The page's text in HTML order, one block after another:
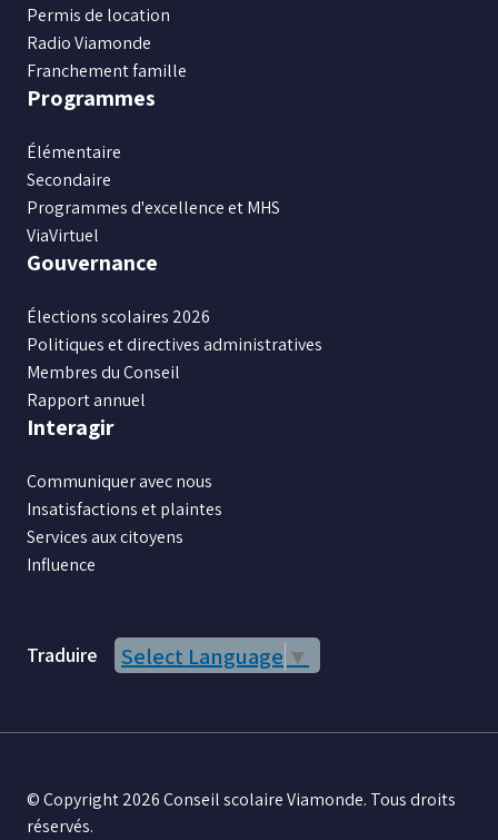
Permis de location
Radio Viamonde
Franchement famille
Programmes
Élémentaire
Secondaire
Programmes d'excellence et MHS
ViaVirtuel
Gouvernance
Élections scolaires 2026
Politiques et directives administratives
Membres du Conseil
Rapport annuel
Interagir
Communiquer avec nous
Insatisfactions et plaintes
Services aux citoyens
Influence
Traduire Select Language ▼
© Copyright 2026 Conseil scolaire Viamonde. Tous droits
réservés.